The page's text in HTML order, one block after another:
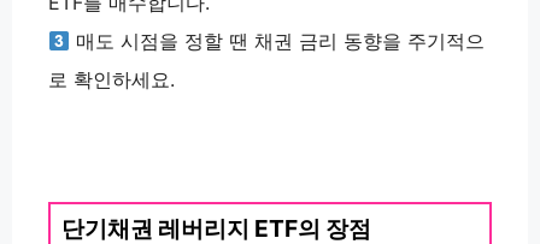
매도 시점을 정할 땐 채권 금리 동향을 주기적으
로 확인하세요.
단기채권 레버리지 ETF의 장점